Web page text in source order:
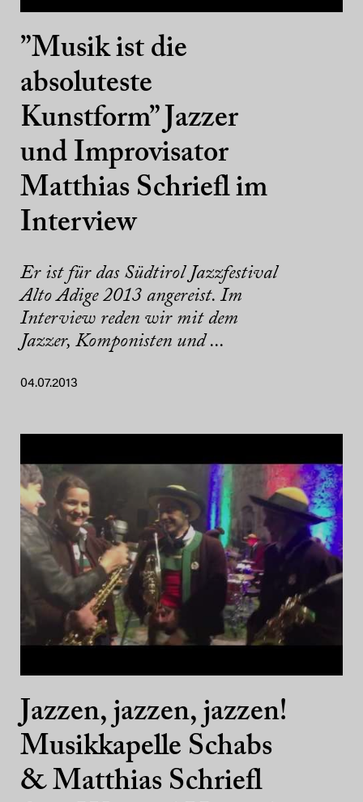
”Musik ist die
absoluteste
Kunstform” Jazzer
und Improvisator
Matthias Schriefl im
Interview
Er ist für das Südtirol Jazzfestival
Alto Adige 2013 angereist. Im
Interview reden wir mit dem
Jazzer, Komponisten und ...
04.07.2013
Jazzen, jazzen, jazzen!
Musikkapelle Schabs
& Matthias Schriefl